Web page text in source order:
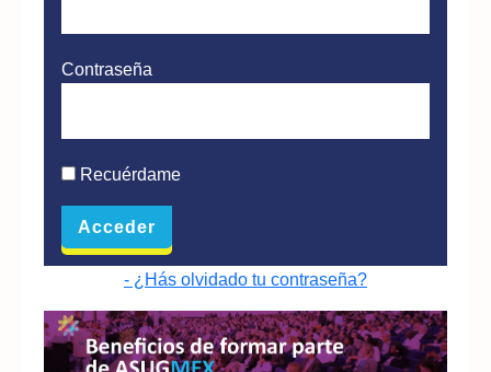
Contraseña
Recuérdame
- ¿Hás olvidado tu contraseña?